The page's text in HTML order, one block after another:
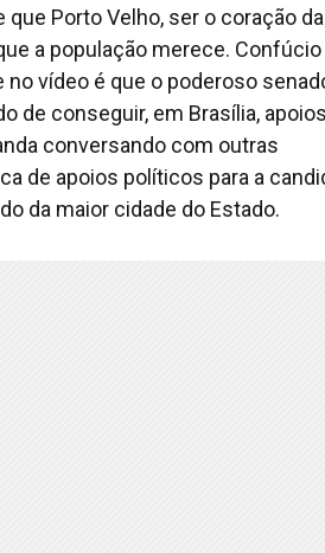
Porto Velho, ser o coração da
a população merece. Confúcio
no vídeo é que o poderoso
de conseguir, em Brasília, apoios
conversando com outras
de apoios políticos para a
da maior cidade do Estado.